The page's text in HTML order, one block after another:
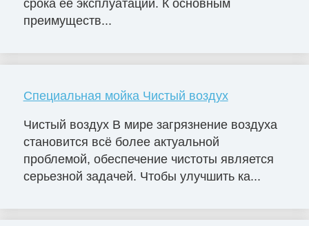
срока её эксплуатации. К основным
преимуществ...
Специальная мойка Чистый воздух
Чистый воздух В мире загрязнение воздуха
становится всё более актуальной
проблемой, обеспечение чистоты является
серьезной задачей. Чтобы улучшить ка...